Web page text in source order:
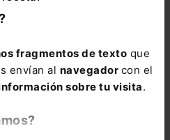
fragmentos de texto que
envían al navegador con el
sobre tu visita.
KAPERSKY
DE JORNADA